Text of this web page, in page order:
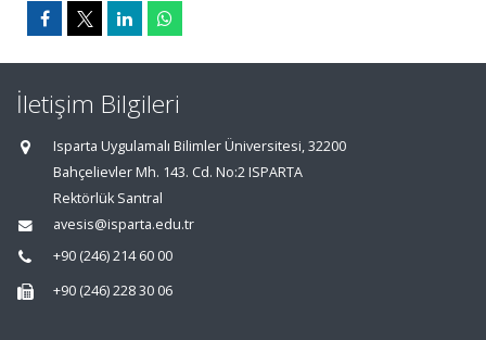
İletişim Bilgileri
Isparta Uygulamalı Bilimler Üniversitesi, 32200
Bahçelievler Mh. 143. Cd. No:2 ISPARTA
Rektörlük Santral
avesis@isparta.edu.tr
+90 (246) 214 60 00
+90 (246) 228 30 06